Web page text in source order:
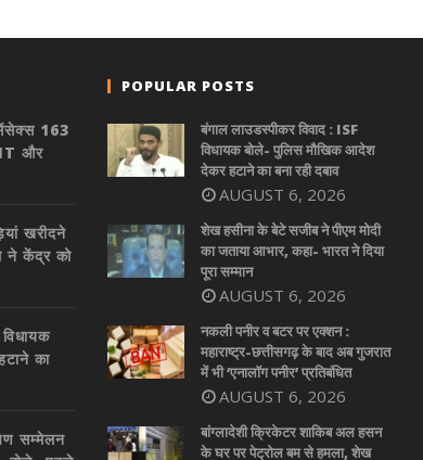
163
IT और
खरीदने
ने केंद्र को
का
सम्मेलन
POPULAR POSTS
बंगाल लाउडस्पीकर विवाद : ISF
विधायक बोले- पुलिस मौखिक आदेश
देकर हटाने का बना रही दबाव
AUGUST 6, 2026
शेख हसीना के बेटे सजीब ने पीएम मोदी
का जताया आभार, कहा- भारत ने दिया
पूरा सम्मान
AUGUST 6, 2026
नकली पनीर व बटर पर एक्शन :
महाराष्ट्र-छत्तीसगढ़ के बाद अब गुजरात
में भी ‘एनालॉग पनीर’ प्रतिबंधित
AUGUST 6, 2026
बांग्लादेशी क्रिकेटर शाकिब अल हसन
के घर पर पेट्रोल बम से हमला, शेख